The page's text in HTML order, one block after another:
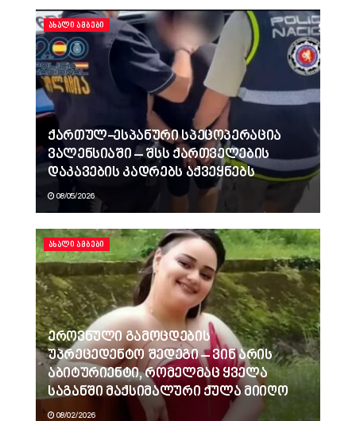
ᲐᲮᲐᲚᲘ ᲐᲛᲑᲔᲑᲘ
ქართულ-ესპანური სპეცოპერაცია
ვალენსიაში – შსს ქართველების
დაკავების კადრებს აქვეყნებს
08/05/2026
ᲐᲮᲐᲚᲘ ᲐᲛᲑᲔᲑᲘ
ეროვნული გამოცდების
უპრეცედენტო შედეგი – ვინ არის
აბიტურიენტი, რომელმაც ყველა
საგანში მაქსიმალური ქულა მიიღო
08/02/2026